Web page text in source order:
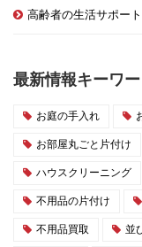
高齢者の生活サポート
最新情報キーワ
お庭の手入れ
お部屋丸ごと片付け
ハウスクリーニング
不用品の片付け
不用品買取 並